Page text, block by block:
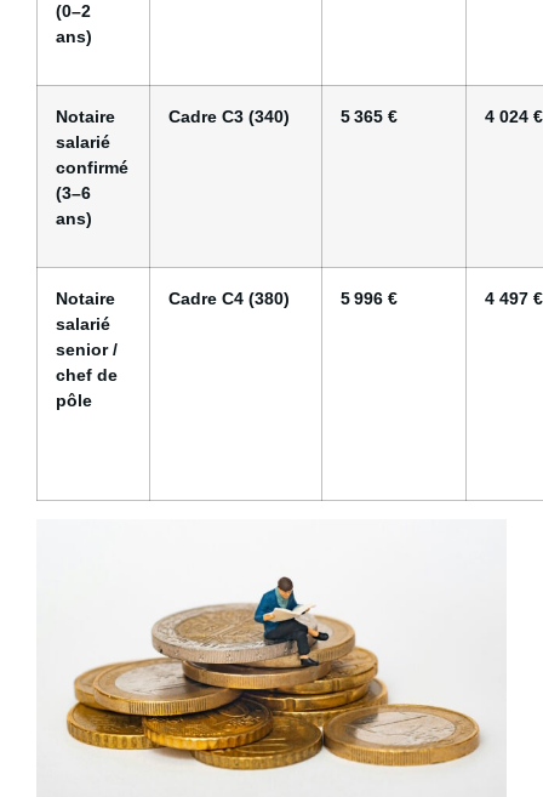
(0–2
ans)
Notaire
salarié
confirmé
(3–6
ans)
Cadre C3 (340) 5 365 € 4 024 €
Notaire
salarié
senior /
chef de
pôle
Cadre C4 (380) 5 996 € 4 497 €